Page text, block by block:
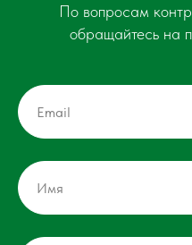
По вопросам
обращайтесь на